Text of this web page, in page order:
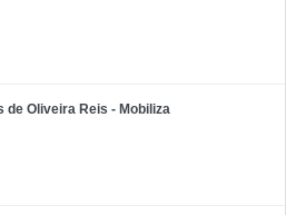
de Oliveira Reis - Mobiliza